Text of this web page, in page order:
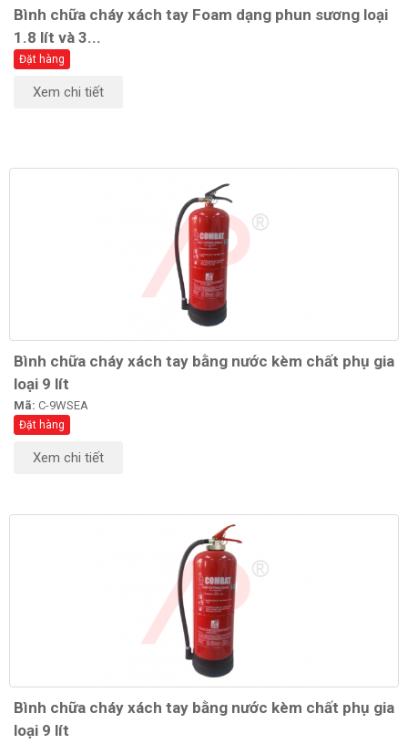
Bình chữa cháy xách tay Foam dạng phun sương loại
1.8 lít và 3...
Đặt hàng
Xem chi tiết
Bình chữa cháy xách tay bằng nước kèm chất phụ gia
loại 9 lít
Mã: C-9WSEA
Đặt hàng
Xem chi tiết
Bình chữa cháy xách tay bằng nước kèm chất phụ gia
loại 9 lít